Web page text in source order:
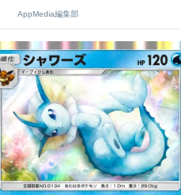
AppMedia編集部